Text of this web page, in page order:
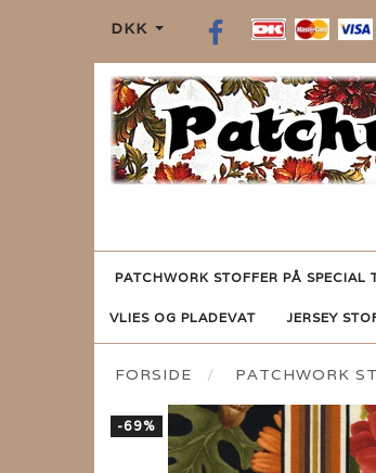
DKK
PATCHWORK STOFFER PÅ SPECIAL
VLIES OG PLADEVAT JERSEY
FORSIDE PATCHWORK
-69%